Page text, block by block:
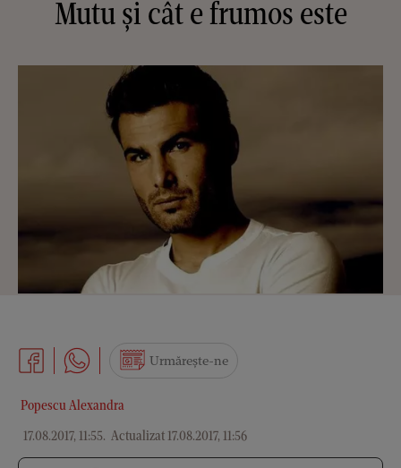
Mutu și cât e frumos este
Popescu Alexandra
17.08.2017, 11:55. Actualizat 17.08.2017, 11:56
Urmărește-ne